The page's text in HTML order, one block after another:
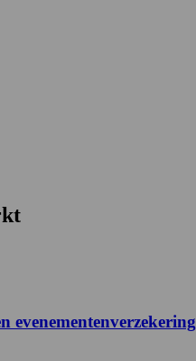
evenementenverzekering